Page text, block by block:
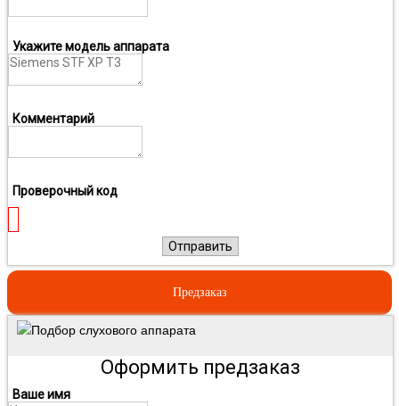
Укажите модель аппарата
Комментарий
Проверочный код
Отправить
Предзаказ
Подбор слухового аппарата
Оформить предзаказ
Ваше имя